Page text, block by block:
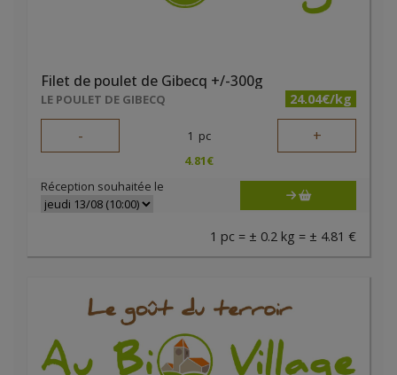
Filet de poulet de Gibecq +/-300g
LE POULET DE GIBECQ 24.04€/kg
- 1 pc +
4.81€
Réception souhaitée le
1 pc = ± 0.2 kg = ± 4.81 €